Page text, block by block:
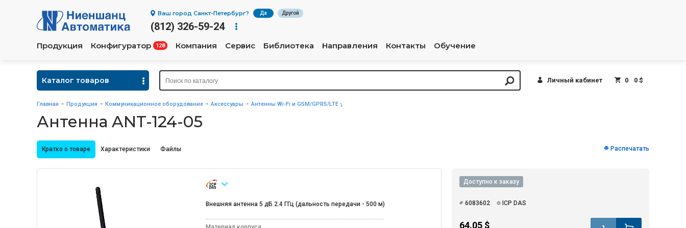
Ваш город Санкт-Петербург? Да Другой
(812) 326-59-24
Продукция Конфигуратор 128 Компания Сервис Библиотека Направления Контакты Обучение
Каталог товаров Личный кабинет 0 0 $
Главная Продукция Коммуникационное оборудование Аксессуары Антенны Wi-Fi и GSM/GPRS/LTE
Антенна ANT-124-05
Кратко о товаре Характеристики Файлы Распечатать
Доступно к заказу
6083602 ICP DAS
64.05 $
Внешняя антенна 5 дБ 2.4 ГГц (дальность передачи - 500 м)